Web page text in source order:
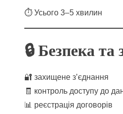
⏱ Усього 3–5 хвилин
🔒 Безпека та
🔐 захищене з’єднання
🧾 контроль доступу до
📊 реєстрація договорів